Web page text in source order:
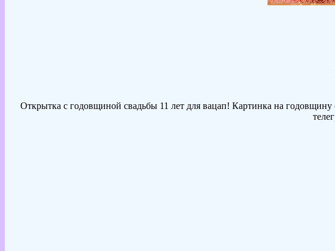
Открытка с годовщиной свадьбы 11 лет для вацап! Картинка на годовщину